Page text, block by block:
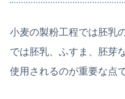
小麦の製粉工程では胚乳
では胚乳、ふすま、胚芽
使用されるのが重要な点で